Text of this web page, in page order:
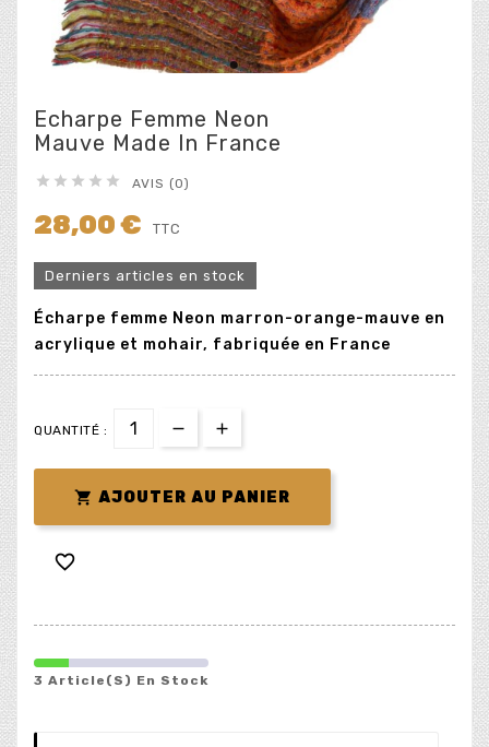
Echarpe Femme Neon
Mauve Made In France
     AVIS (0)
28,00 € TTC
Derniers articles en stock
Écharpe femme Neon marron-orange-mauve en
acrylique et mohair, fabriquée en France
QUANTITÉ :
 AJOUTER AU PANIER

3 Article(s) En Stock